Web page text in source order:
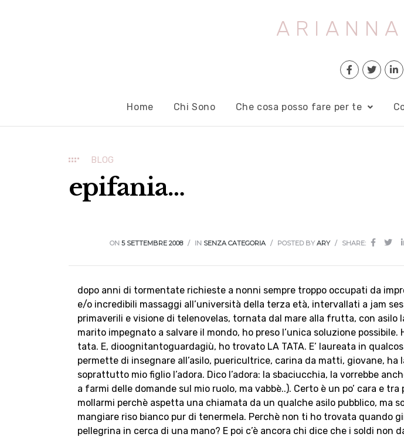
ARIANNA
Home Chi Sono Che cosa posso fare per te
BLOG
epifania…
ON 5 SETTEMBRE 2008 IN SENZA CATEGORIA POSTED BY ARY SHARE:
dopo anni di tormentate richieste a nonni sempre troppo occupati da
e/o incredibili massaggi all’università della terza età, intervallati a jam
primaverili e visione di telenovelas, tornata dal mare alla frutta, con asilo
marito impegnato a salvare il mondo, ho preso l’unica soluzione possibile.
tata. E, dioognitantoguardagiù, ho trovato LA TATA. E’ laureata in
permette di insegnare all’asilo, puericultrice, carina da matti, giovane, ha
soprattutto mio figlio l’adora. Dico l’adora: la sbaciucchia, la vorrebbe
a farmi delle domande sul mio ruolo, ma vabbè..). Certo è un po’ cara e tra
mollarmi perchè aspetta una chiamata da un qualche asilo pubblico, ma
mangiare riso bianco pur di tenermela. Perchè non ti ho trovata quando
pellegrina in cerca di una mano? E poi c’è ancora chi dice che i soldi non